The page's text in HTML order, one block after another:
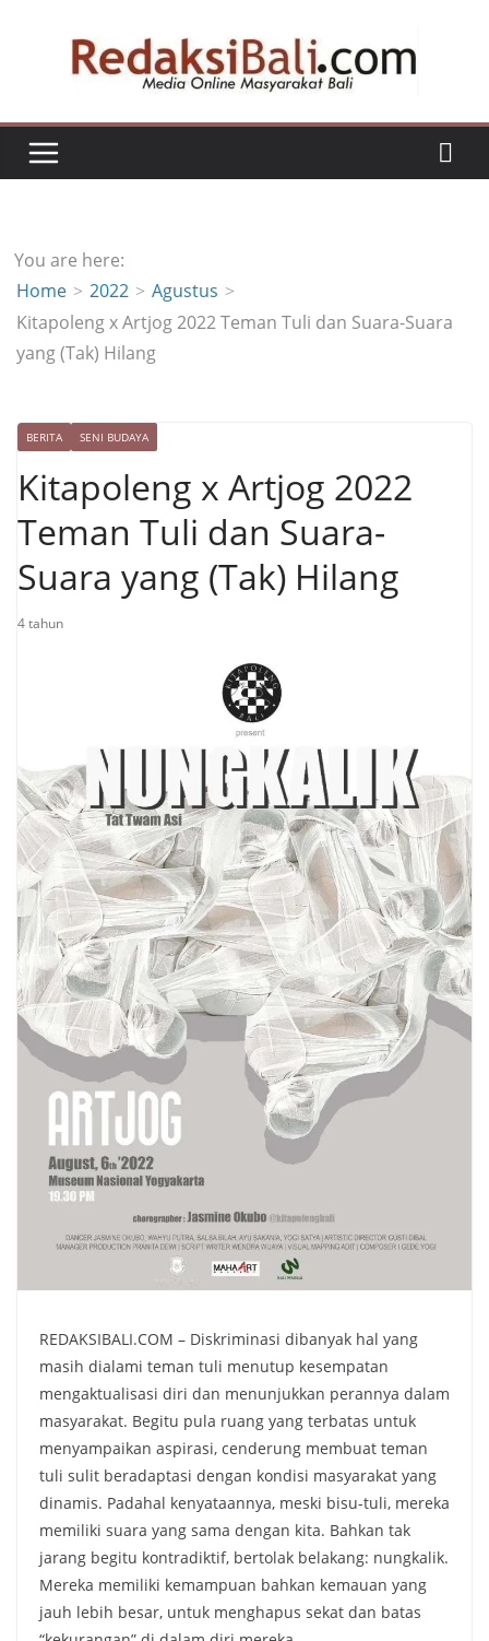
You are here:
Home
2022
Agustus
Kitapoleng x Artjog 2022 Teman Tuli dan Suara-Suara
yang (Tak) Hilang
BERITA SENI BUDAYA
Kitapoleng x Artjog 2022
Teman Tuli dan Suara-
Suara yang (Tak) Hilang
4 tahun
REDAKSIBALI.COM – Diskriminasi dibanyak hal yang
masih dialami teman tuli menutup kesempatan
mengaktualisasi diri dan menunjukkan perannya dalam
masyarakat. Begitu pula ruang yang terbatas untuk
menyampaikan aspirasi, cenderung membuat teman
tuli sulit beradaptasi dengan kondisi masyarakat yang
dinamis. Padahal kenyataannya, meski bisu-tuli, mereka
memiliki suara yang sama dengan kita. Bahkan tak
jarang begitu kontradiktif, bertolak belakang: nungkalik.
Mereka memiliki kemampuan bahkan kemauan yang
jauh lebih besar, untuk menghapus sekat dan batas